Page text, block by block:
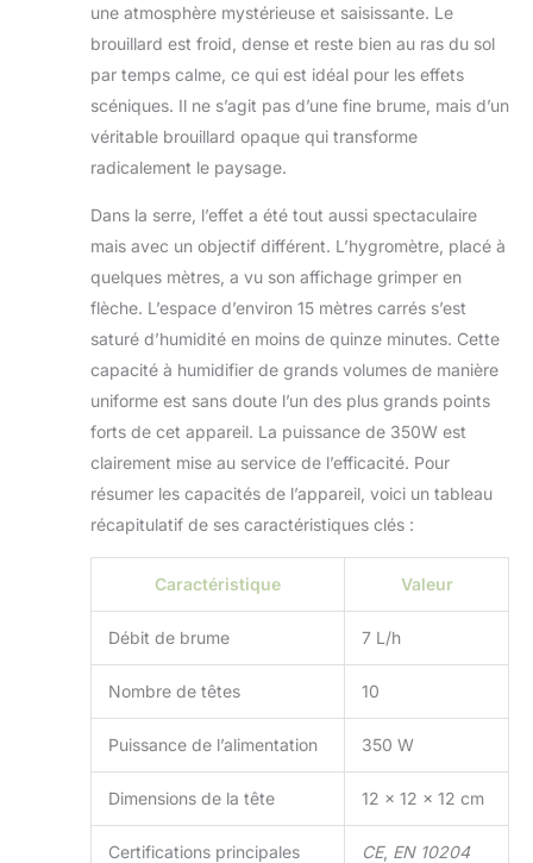
une atmosphère mystérieuse et saisissante. Le
brouillard est froid, dense et reste bien au ras du sol
par temps calme, ce qui est idéal pour les effets
scéniques. Il ne s’agit pas d’une fine brume, mais d’un
véritable brouillard opaque qui transforme
radicalement le paysage.
Dans la serre, l’effet a été tout aussi spectaculaire
mais avec un objectif différent. L’hygromètre, placé à
quelques mètres, a vu son affichage grimper en
flèche. L’espace d’environ 15 mètres carrés s’est
saturé d’humidité en moins de quinze minutes. Cette
capacité à humidifier de grands volumes de manière
uniforme est sans doute l’un des plus grands points
forts de cet appareil. La puissance de 350W est
clairement mise au service de l’efficacité. Pour
résumer les capacités de l’appareil, voici un tableau
récapitulatif de ses caractéristiques clés :
Caractéristique Valeur
Débit de brume 7 L/h
Nombre de têtes 10
Puissance de l’alimentation 350 W
Dimensions de la tête 12 x 12 x 12 cm
Certifications principales CE, EN 10204